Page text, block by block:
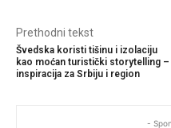
Prethodni tekst
Švedska koristi tišinu i izolaciju
kao moćan turistički storytelling –
inspiracija za Srbiju i region
-